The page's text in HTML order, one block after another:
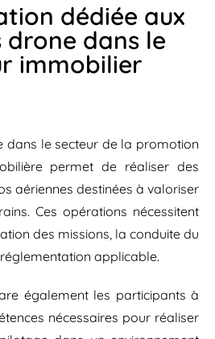
dédiée aux
drone dans le
immobilier
dans le secteur de la promotion
permet de réaliser des
aériennes destinées à valoriser
Ces opérations nécessitent
des missions, la conduite du
applicable.
également les participants à
nécessaires pour réaliser